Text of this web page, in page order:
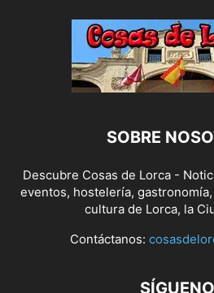
SOBRE
Descubre Cosas de Lorca -
eventos, hostelería,
cultura de Lorca, la
Contáctanos: